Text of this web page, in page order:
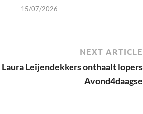
15/07/2026
NEXT ARTICLE
Laura Leijendekkers onthaalt lopers
Avond4daagse